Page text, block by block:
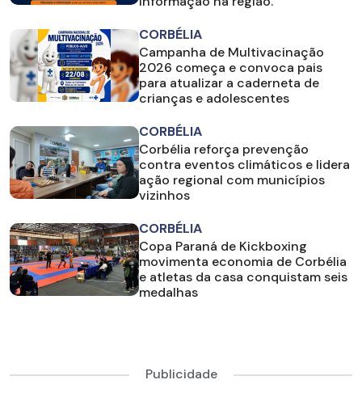
CORBÉLIA
Campanha de Multivacinação
2026 começa e convoca pais
para atualizar a caderneta de
crianças e adolescentes
CORBÉLIA
Corbélia reforça prevenção
contra eventos climáticos e lidera
ação regional com municípios
vizinhos
CORBÉLIA
Copa Paraná de Kickboxing
movimenta economia de Corbélia
e atletas da casa conquistam seis
medalhas
Publicidade